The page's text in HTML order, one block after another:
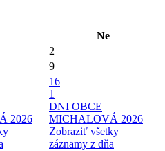
Ne
2
9
2026
16
1
DNI OBCE
MICHALOVÁ 2026
Zobraziť všetky
záznamy z dňa